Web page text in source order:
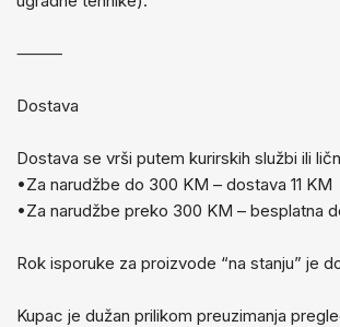
⸻
Dostava
Dostava se vrši putem kurirskih službi ili
•Za narudžbe do 300 KM – dostava 11 KM
•Za narudžbe preko 300 KM – besplatna
Rok isporuke za proizvode “na stanju” je
Kupac je dužan prilikom preuzimanja